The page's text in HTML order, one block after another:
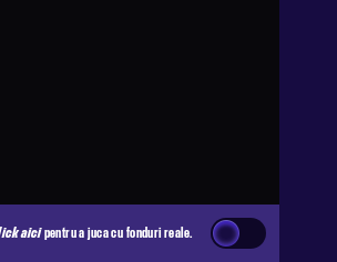
aicipentru a juca cu fonduri reale.